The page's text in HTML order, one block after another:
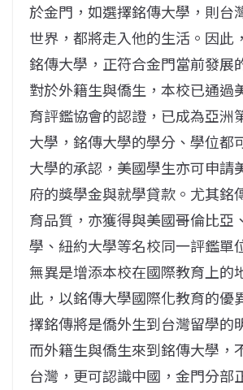
於金門，如選擇銘傳大學，則台
世界，都將走入他的生活。因此
銘傳大學，正符合金門當前發展
對於外籍生與僑生，本校已通過
育評鑑協會的認證，已成為亞洲
大學，銘傳大學的學分、學位都
大學的承認，美國學生亦可申請
府的獎學金與就學貸款。尤其銘
育品質，亦獲得與美國哥倫比亞
學、紐約大學等名校同一評鑑單
無異是增添本校在國際教育上的
此，以銘傳大學國際化教育的優
擇銘傳將是僑外生到台灣留學的
而外籍生與僑生來到銘傳大學，
台灣，更可認識中國，金門分部